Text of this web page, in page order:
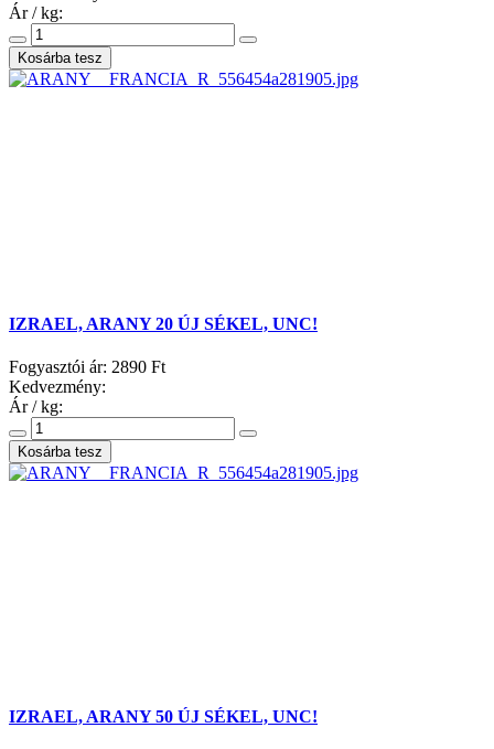
Ár / kg:
IZRAEL, ARANY 20 ÚJ SÉKEL, UNC!
Fogyasztói ár: 2890 Ft
Kedvezmény:
Ár / kg:
IZRAEL, ARANY 50 ÚJ SÉKEL, UNC!